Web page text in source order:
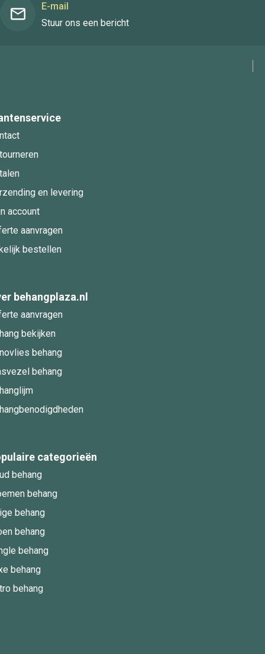
E-mail
Stuur ons een bericht
en levering
account
aanvragen
bestellen
behangplaza.nl
aanvragen
bekijken
behang
behang
categorieën
behang
behang
behang
behang
behang
behang
behang